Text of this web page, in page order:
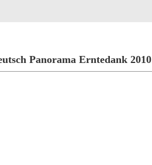
Panorama Erntedank 2010